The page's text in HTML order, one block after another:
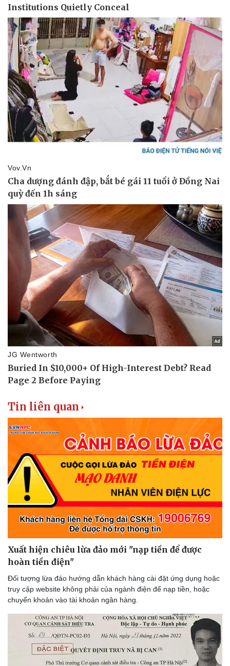
Pháp luật
Vụ án
Tin nóng
Tư vấn luật
Quân sự - Quốc phòng
Vũ khí
Việt Nam
Phân tích
Tin liên quan
Xuất hiện chiêu lừa đảo mới "nạp tiền để được
hoàn tiền điện"
Đối tượng lừa đảo hướng dẫn khách hàng cài đặt ứng dụng hoặc
truy cập website không phải của ngành điện để nạp tiền, hoặc
chuyển khoản vào tài khoản ngân hàng.